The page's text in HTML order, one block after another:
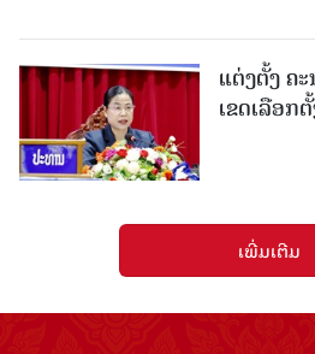
ແຕ່ງຕັ້ງ ຄ
ເຂດເລືອກ
ເພີ່ມເຕີມ